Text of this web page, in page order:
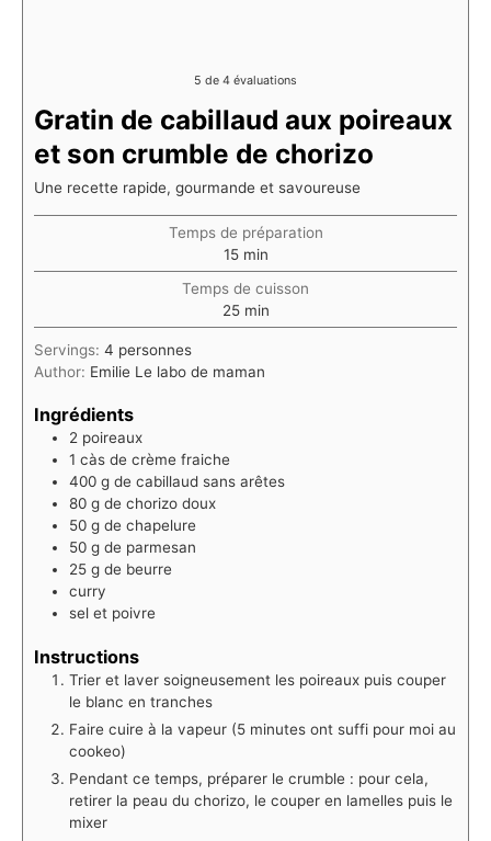
5 de 4 évaluations
Gratin de cabillaud aux poireaux
et son crumble de chorizo
Une recette rapide, gourmande et savoureuse
Temps de préparation
15minutes
min
Temps de cuisson
25minutes
min
Servings: 4 personnes
Author: Emilie Le labo de maman
Ingrédients
2 poireaux
1 càs de crème fraiche
400 g de cabillaud sans arêtes
80 g de chorizo doux
50 g de chapelure
50 g de parmesan
25 g de beurre
curry
sel et poivre
Instructions
Trier et laver soigneusement les poireaux puis couper
le blanc en tranches
Faire cuire à la vapeur (5 minutes ont suffi pour moi au
cookeo)
Pendant ce temps, préparer le crumble : pour cela,
retirer la peau du chorizo, le couper en lamelles puis le
mixer